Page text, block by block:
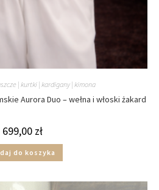
| kurtki | kardigany | kimona
Aurora Duo – wełna i włoski żakard
699,00 zł
do koszyka